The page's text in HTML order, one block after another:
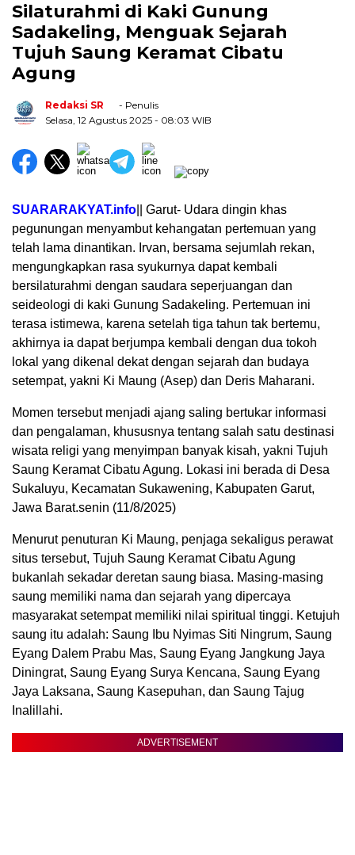
Silaturahmi di Kaki Gunung
Sadakeling, Menguak Sejarah
Tujuh Saung Keramat Cibatu
Agung
Redaksi SR
- Penulis
Selasa, 12 Agustus 2025 - 08:03 WIB
SUARARAKYAT.info || Garut- Udara dingin khas
pegunungan menyambut kehangatan pertemuan yang
telah lama dinantikan. Irvan, bersama sejumlah rekan,
mengungkapkan rasa syukurnya dapat kembali
bersilaturahmi dengan saudara seperjuangan dan
seideologi di kaki Gunung Sadakeling. Pertemuan ini
terasa istimewa, karena setelah tiga tahun tak bertemu,
akhirnya ia dapat berjumpa kembali dengan dua tokoh
lokal yang dikenal dekat dengan sejarah dan budaya
setempat, yakni Ki Maung (Asep) dan Deris Maharani.
Momen tersebut menjadi ajang saling bertukar informasi
dan pengalaman, khususnya tentang salah satu destinasi
wisata religi yang menyimpan banyak kisah, yakni Tujuh
Saung Keramat Cibatu Agung. Lokasi ini berada di Desa
Sukaluyu, Kecamatan Sukawening, Kabupaten Garut,
Jawa Barat.senin (11/8/2025)
Menurut penuturan Ki Maung, penjaga sekaligus perawat
situs tersebut, Tujuh Saung Keramat Cibatu Agung
bukanlah sekadar deretan saung biasa. Masing-masing
saung memiliki nama dan sejarah yang dipercaya
masyarakat setempat memiliki nilai spiritual tinggi. Ketujuh
saung itu adalah: Saung Ibu Nyimas Siti Ningrum, Saung
Eyang Dalem Prabu Mas, Saung Eyang Jangkung Jaya
Diningrat, Saung Eyang Surya Kencana, Saung Eyang
Jaya Laksana, Saung Kasepuhan, dan Saung Tajug
Inalillahi.
ADVERTISEMENT